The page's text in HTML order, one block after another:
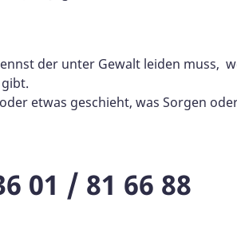
der unter Gewalt leiden muss,
etwas geschieht, was Sorgen
01 / 81 66 88